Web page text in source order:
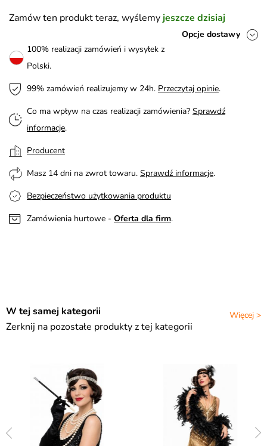
Zamów ten produkt teraz, wyślemy jeszcze dzisiaj
Opcje dostawy
100% realizacji zamówień i wysyłek z
Polski.
99% zamówień realizujemy w 24h. Przeczytaj opinie.
Co ma wpływ na czas realizacji zamówienia? Sprawdź
informacje.
Producent
Masz 14 dni na zwrot towaru. Sprawdź informacje.
Bezpieczeństwo użytkowania produktu
Zamówienia hurtowe - Oferta dla firm.
Więcej >
W tej samej kategorii
Zerknij na pozostałe produkty z tej kategorii